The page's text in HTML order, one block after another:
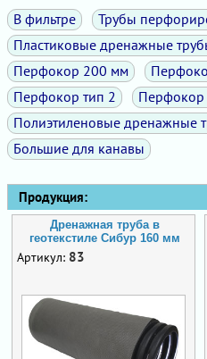
В фильтре
Трубы
Пластиковые дренажные
Перфокор 200 мм
Перфокор тип 2
Перфокор
Полиэтиленовые дренажные
Большие для канавы
Продукция:
Дренажная труба в
геотекстиле Сибур 160 мм
Артикул: 83